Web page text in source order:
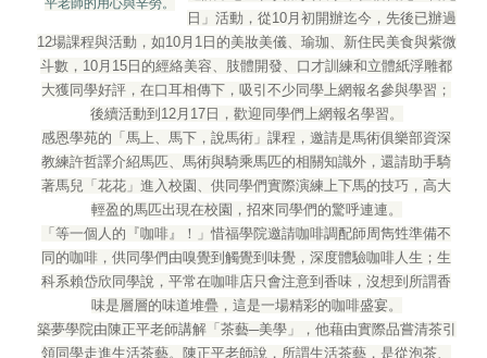
平老師的用心與辛勞。
日」活動，從10月初開辦迄今，先後已辦過
12場課程與活動，如10月1日的美妝美儀、瑜珈、新住民美食與紫微
斗數，10月15日的經絡美容、肢體開發、口才訓練和立體紙浮雕都
大獲同學好評，在口耳相傳下，吸引不少同學上網報名參與學習；
後續活動到12月17日，歡迎同學們上網報名學習。
感恩學苑的「馬上、馬下，說馬術」課程，邀請是馬術俱樂部資深
教練許哲譯介紹馬匹、馬術與騎乘馬匹的相關知識外，還請助手騎
著馬兒「花花」進入校園、供同學們實際演練上下馬的技巧，高大
輕盈的馬匹出現在校園，招來同學們的驚呼連連。
「等一個人的『咖啡』！」惜福學院邀請咖啡調配師周雋甡準備不
同的咖啡，供同學們由嗅覺到觸覺到味覺，深度體驗咖啡人生；生
科系賴岱欣同學說，平常在咖啡店只會注意到香味，沒想到所謂香
味是層層的味道堆疊，這是一場精彩的咖啡盛宴。
築夢學院由陳正平老師講解「茶藝─美學」，他藉由實際品嘗清茶引
領同學走進生活茶藝。陳正平老師說，所謂生活茶藝，是從泡茶、